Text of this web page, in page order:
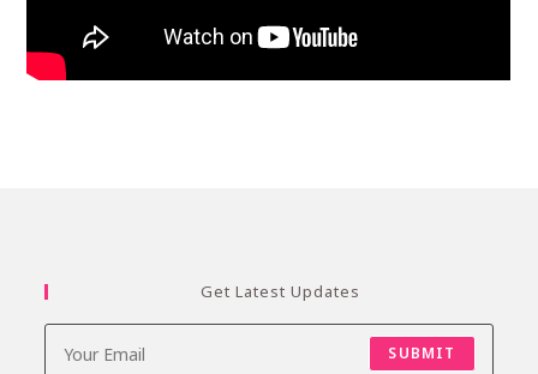
Get Latest Updates
SUBMIT